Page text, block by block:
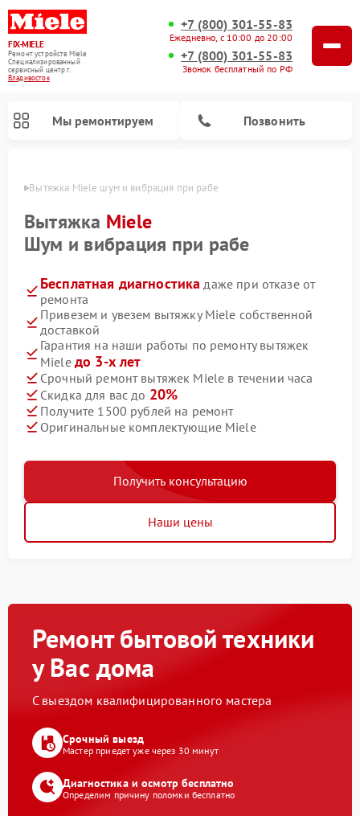
FIX-MIELE
Ремонт устройств Miele
Специализированный
cервисный центр г.
Владивосток
+7 (800) 301-55-83
Ежедневно, с 10:00 до 20:00
+7 (800) 301-55-83
Звонок бесплатный по РФ
Мы ремонтируем Позвонить
Вытяжка Miele шум и вибрация при рабе
Вытяжка Miele
Шум и вибрация при рабе
Бесплатная диагностика даже при отказе от
ремонта
Привезем и увезем вытяжку Miele собственной
доставкой
Гарантия на наши работы по ремонту вытяжек
Miele до 3-х лет
Срочный ремонт вытяжек Miele в течении часа
Скидка для вас до 20%
Получите 1500 рублей на ремонт
Оригинальные комплектующие Miele
Получить консультацию
Наши цены
Ремонт бытовой техники
у Вас дома
С выездом квалифицированного мастера
Срочный выезд
Мастер приедет уже через 30 минут
Диагностика и осмотр бесплатно
Определим причину поломки бесплатно